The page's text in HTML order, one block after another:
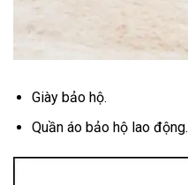
Giày bảo hộ.
Quần áo bảo hộ lao động.